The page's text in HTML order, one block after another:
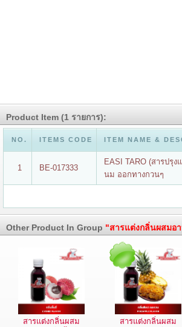
Product Item (1 รายการ):
NO. ITEMS CODE ITEM NAME &
1 BE-017333
EASI TARO (สารปรุ
นม ออกทางกวนๆ
Other Product In Group "สารแต่งกลิ่นผสมอ
สารแต่งกลิ่นผสม
สารแต่งกลิ่นผสม